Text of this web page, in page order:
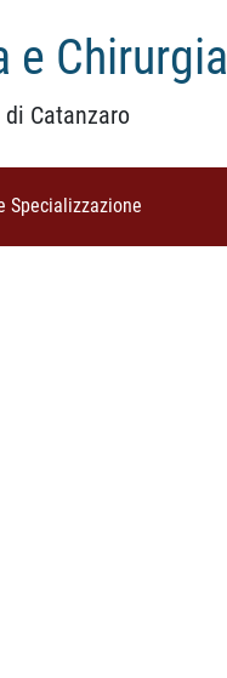
e Chirurgia
Catanzaro
Specializzazione